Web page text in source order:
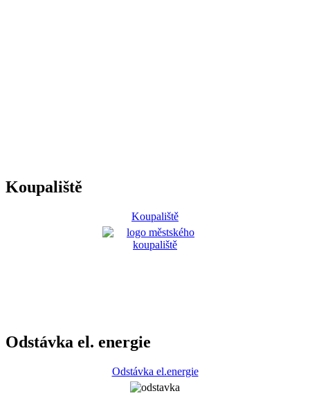
Koupaliště
Koupaliště
Odstávka el. energie
Odstávka el.energie